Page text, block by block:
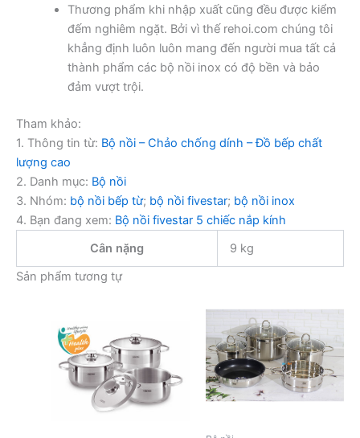
Thương phẩm khi nhập xuất cũng đều được kiểm
đếm nghiêm ngặt. Bởi vì thế rehoi.com chúng tôi
khẳng định luôn luôn mang đến người mua tất cả
thành phẩm các bộ nồi inox có độ bền và bảo
đảm vượt trội.
Tham khảo:
1. Thông tin từ: Bộ nồi – Chảo chống dính – Đồ bếp chất
lượng cao
2. Danh mục: Bộ nồi
3. Nhóm: bộ nồi bếp từ; bộ nồi fivestar; bộ nồi inox
4. Bạn đang xem: Bộ nồi fivestar 5 chiếc nắp kính
Cân nặng
9 kg
Sản phẩm tương tự